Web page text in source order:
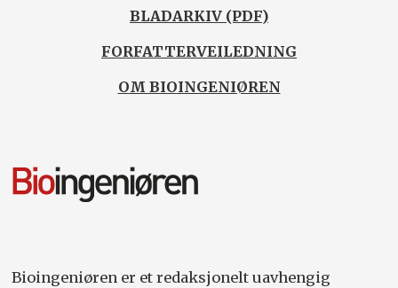
BLADARKIV (PDF)
FORFATTERVEILEDNING
OM BIOINGENIØREN
Bioingeniøren er et redaksjonelt uavhengig